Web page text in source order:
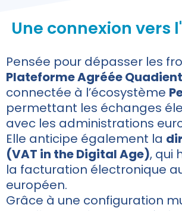
Une connexion vers
Pensée pour dépasser les
Plateforme Agréée Quadient
connectée à l’écosystème
permettant les échanges
avec les administrations
Elle anticipe également la
(VAT in the Digital Age), qui
la facturation électronique
européen.
Grâce à une configuration